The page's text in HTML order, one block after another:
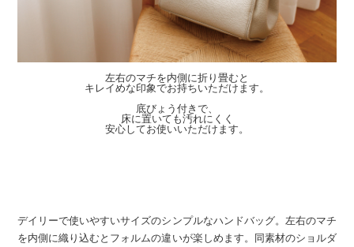
左右のマチを内側に折り畳むと
キレイめな印象でお持ちいただけます。
底びょう付きで、
床に置いても汚れにくく
安心してお使いいただけます。
デイリーで使いやすいサイズのシンプルなハンドバッグ。左右のマチ
を内側に織り込むとフォルムの違いが楽しめます。同素材のショルダ